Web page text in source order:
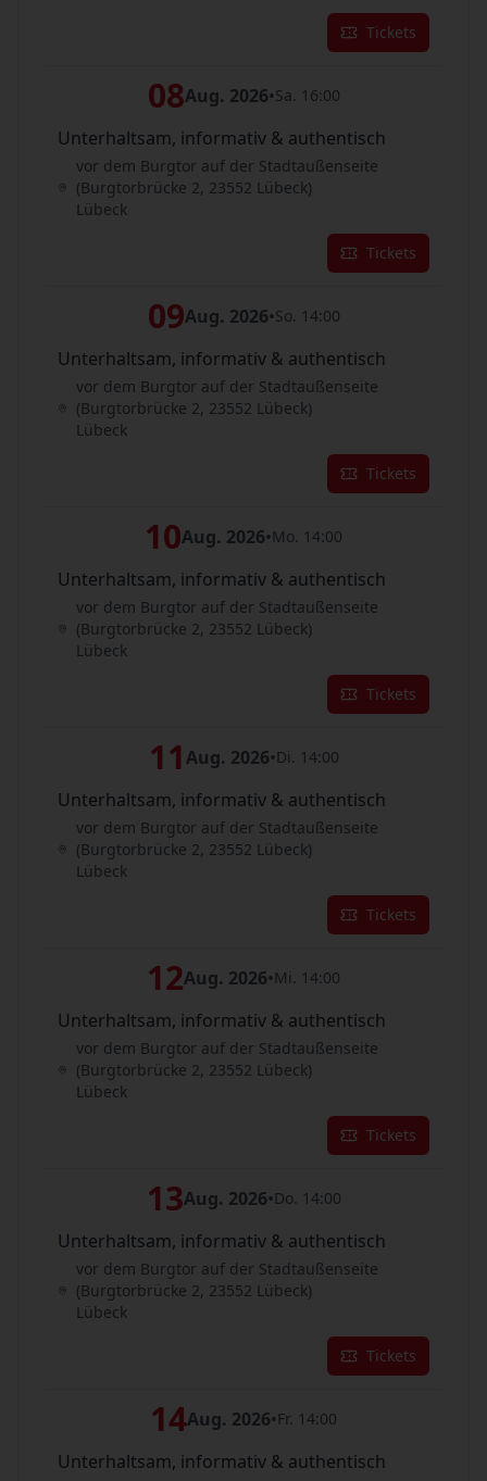
Tickets
08Aug. 2026•Sa. 16:00
Unterhaltsam, informativ & authentisch
vor dem Burgtor auf der Stadtaußenseite
(Burgtorbrücke 2, 23552 Lübeck)
Lübeck
Tickets
09Aug. 2026•So. 14:00
Unterhaltsam, informativ & authentisch
vor dem Burgtor auf der Stadtaußenseite
(Burgtorbrücke 2, 23552 Lübeck)
Lübeck
Tickets
10Aug. 2026•Mo. 14:00
Unterhaltsam, informativ & authentisch
vor dem Burgtor auf der Stadtaußenseite
(Burgtorbrücke 2, 23552 Lübeck)
Lübeck
Tickets
11 Aug. 2026•Di. 14:00
Unterhaltsam, informativ & authentisch
vor dem Burgtor auf der Stadtaußenseite
(Burgtorbrücke 2, 23552 Lübeck)
Lübeck
Tickets
12Aug. 2026•Mi. 14:00
Unterhaltsam, informativ & authentisch
vor dem Burgtor auf der Stadtaußenseite
(Burgtorbrücke 2, 23552 Lübeck)
Lübeck
Tickets
13Aug. 2026•Do. 14:00
Unterhaltsam, informativ & authentisch
vor dem Burgtor auf der Stadtaußenseite
(Burgtorbrücke 2, 23552 Lübeck)
Lübeck
Tickets
14Aug. 2026•Fr. 14:00
Unterhaltsam, informativ & authentisch